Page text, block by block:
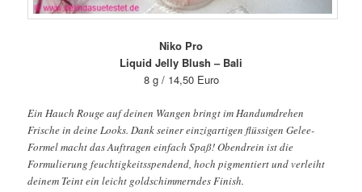
Niko Pro
Liquid Jelly Blush – Bali
8 g / 14,50 Euro
Ein Hauch Rouge auf deinen Wangen bringt im Handumdrehen
Frische in deine Looks. Dank seiner einzigartigen flüssigen Gelee-
Formel macht das Auftragen einfach Spaß! Obendrein ist die
Formulierung feuchtigkeitsspendend, hoch pigmentiert und verleiht
deinem Teint ein leicht goldschimmerndes Finish.